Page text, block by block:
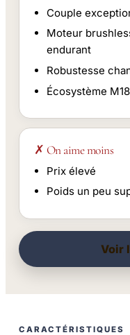
Couple
Moteur
endurant
Robustesse
Écosystème
✗ On aime moins
Prix élevé
Poids un peu
Voir
CARACTÉRISTIQUES